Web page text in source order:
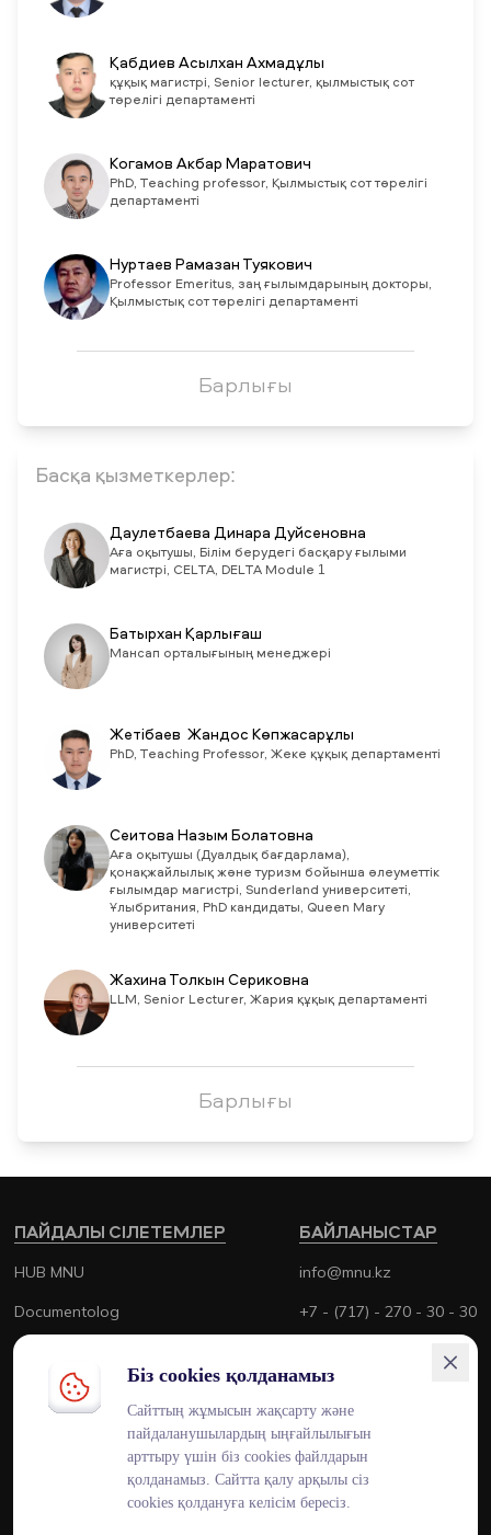
Қабдиев Асылхан Ахмадұлы
құқық магистрі, Senior lecturer, қылмыстық сот
төрелігі департаменті
Когамов Акбар Маратович
PhD, Teaching professor, Қылмыстық сот төрелігі
департаменті
Нуртаев Рамазан Туякович
Professor Emeritus, заң ғылымдарының докторы,
Қылмыстық сот төрелігі департаменті
Барлығы
Басқа қызметкерлер:
Даулетбаева Динара Дуйсеновна
Аға оқытушы, Білім берудегі басқару ғылыми
магистрі, CELTA, DELTA Module 1
Батырхан Қарлығаш
Мансап орталығының менеджері
Жетібаев Жандос Көпжасарұлы
PhD, Teaching Professor, Жеке құқық департаменті
Сеитова Назым Болатовна
Аға оқытушы (Дуалдық бағдарлама),
қонақжайлылық және туризм бойынша әлеуметтік
ғылымдар магистрі, Sunderland университеті,
Ұлыбритания, PhD кандидаты, Queen Mary
университеті
Жахина Толкын Сериковна
LLM, Senior Lecturer, Жария құқық департаменті
Барлығы
БАЙЛАНЫСТАР
info@mnu.kz
+7 - (717) - 270 - 30 - 30
+7 - (700) - 170 - 30 - 30
ПАЙДАЛЫ СІЛЕТЕМЛЕР
HUB MNU
Documentolog
Canvas
Platonus
Біз cookies қолданамыз
Сайттың жұмысын жақсарту және
пайдаланушылардың ыңғайлылығын
арттыру үшін біз cookies файлдарын
қолданамыз. Сайтта қалу арқылы сіз
cookies қолдануға келісім бересіз.